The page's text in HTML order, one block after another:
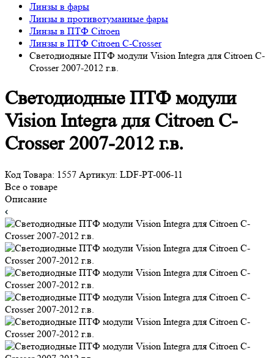
Линзы в фары
Линзы в противотуманные фары
Линзы в ПТФ Citroen
Линзы в ПТФ Citroen C-Crosser
Светодиодные ПТФ модули Vision Integra для Citroen C-
Crosser 2007-2012 г.в.
Светодиодные ПТФ модули
Vision Integra для Citroen C-
Crosser 2007-2012 г.в.
Код Товара: 1557 Артикул: LDF-PT-006-11
Все о товаре
Описание